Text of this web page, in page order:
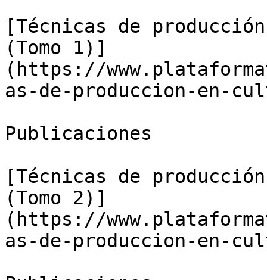
[Técnicas de
(Tomo 1)]
(https://
as-de-produccion-en-
Publicaciones
[Técnicas de
(Tomo 2)]
(https://
as-de-produccion-en-